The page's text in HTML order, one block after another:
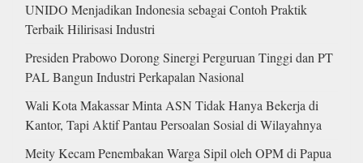
UNIDO Menjadikan Indonesia sebagai Contoh Praktik
Terbaik Hilirisasi Industri
Presiden Prabowo Dorong Sinergi Perguruan Tinggi dan PT
PAL Bangun Industri Perkapalan Nasional
Wali Kota Makassar Minta ASN Tidak Hanya Bekerja di
Kantor, Tapi Aktif Pantau Persoalan Sosial di Wilayahnya
Meity Kecam Penembakan Warga Sipil oleh OPM di Papua